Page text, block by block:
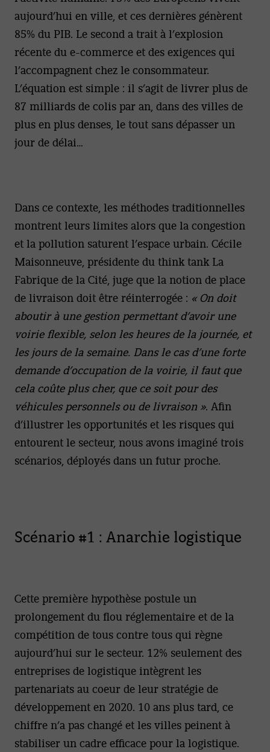
aujourd’hui en ville, et ces dernières génèrent
85% du PIB. Le second a trait à l’explosion
récente du e-commerce et des exigences qui
l’accompagnent chez le consommateur.
L’équation est simple : il s’agit de livrer plus de
87 milliards de colis par an, dans des villes de
plus en plus denses, le tout sans dépasser un
jour de délai…
Dans ce contexte, les méthodes traditionnelles
montrent leurs limites alors que la congestion
et la pollution saturent l’espace urbain. Cécile
Maisonneuve, présidente du think tank La
Fabrique de la Cité, juge que la notion de place
de livraison doit être réinterrogée : « On doit
aboutir à une gestion permettant d’avoir une
voirie flexible, selon les heures de la journée, et
les jours de la semaine. Dans le cas d’une forte
demande d’occupation de la voirie, il faut que
cela coûte plus cher, que ce soit pour des
véhicules personnels ou de livraison ». Afin
d’illustrer les opportunités et les risques qui
entourent le secteur, nous avons imaginé trois
scénarios, déployés dans un futur proche.
Scénario #1 : Anarchie logistique
Cette première hypothèse postule un
prolongement du flou réglementaire et de la
compétition de tous contre tous qui règne
aujourd’hui sur le secteur. 12% seulement des
entreprises de logistique intègrent les
partenariats au coeur de leur stratégie de
développement en 2020. 10 ans plus tard, ce
chiffre n’a pas changé et les villes peinent à
stabiliser un cadre efficace pour la logistique.